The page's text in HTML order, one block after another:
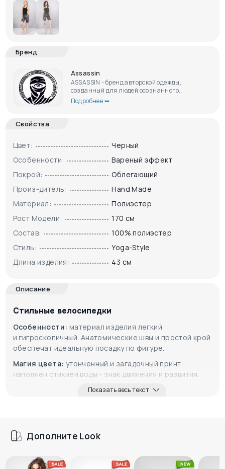
Бренд
Assassin
ASSASSIN - бренд авторской одежды,
созданный для людей осознанного...
Подробнее ➥
Свойства
Цвет:
Черный
Особенности:
Вареный эффект
Покрой:
Облегающий
Произ-дитель:
Hand Made
Материал:
Полиэстер
Рост Модели:
170 см
Состав:
100% полиэстер
Стиль:
Yoga-Style
Длина изделия:
43 см
Описание
Стильные велосипедки
Особенности: материал изделия легкий
и гигроскопичный. Анатомические швы и простой крой
обеспечат идеальную посадку по фигуре.
Магия цвета: утонченный и загадочный принт
наполнен стихией воды - знак движения и развития.
Показать весь текст
Дополните Look